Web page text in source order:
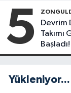
Göreve
5
Devrim
Takımı
Başladı!
Yükleniyor...